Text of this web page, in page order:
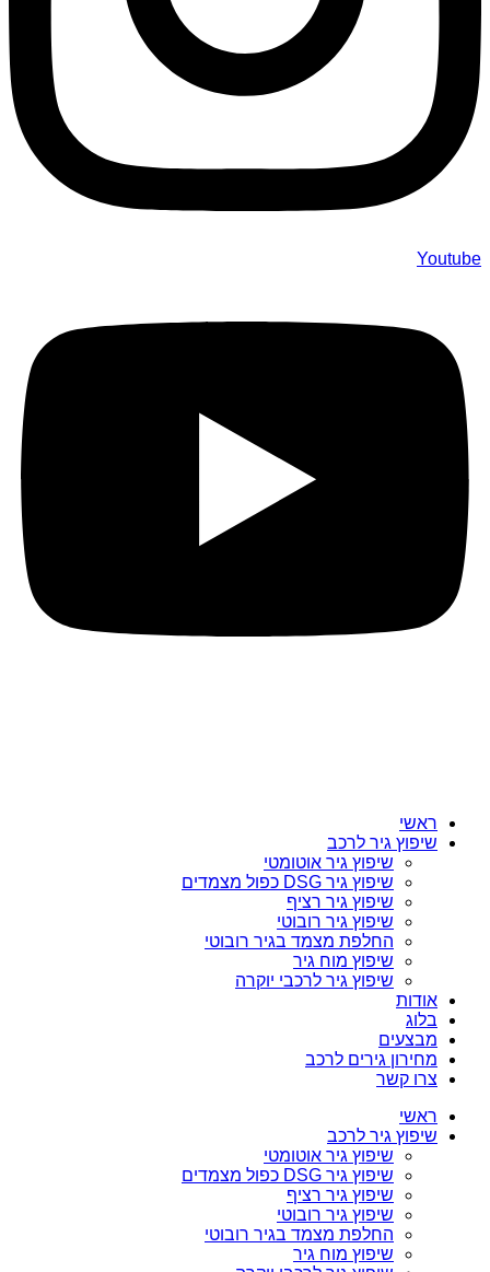
Youtube
ראשי
שיפוץ גיר לרכב
שיפוץ גיר אוטומטי
שיפוץ גיר DSG כפול מצמדים
שיפוץ גיר רציף
שיפוץ גיר רובוטי
החלפת מצמד בגיר רובוטי
שיפוץ מוח גיר
שיפוץ גיר לרכבי יוקרה
אודות
בלוג
מבצעים
מחירון גירים לרכב
צרו קשר
ראשי
שיפוץ גיר לרכב
שיפוץ גיר אוטומטי
שיפוץ גיר DSG כפול מצמדים
שיפוץ גיר רציף
שיפוץ גיר רובוטי
החלפת מצמד בגיר רובוטי
שיפוץ מוח גיר